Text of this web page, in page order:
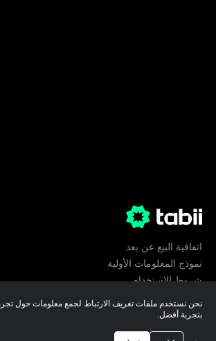
اتفاقية البيع عن بعد
نموذج المعلومات الأولية
شروط الإستخدام
تفضيلات ملفات تعريف الارتباط
نحن نستخدم ملفات تعريف الارتباط لجمع معلومات حول
بتجربة أفضل.